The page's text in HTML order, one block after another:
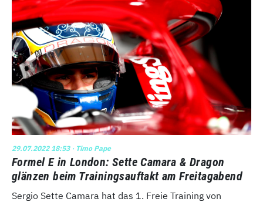
29.07.2022 18:53· Timo Pape
Formel E in London: Sette Camara & Dragon
glänzen beim Trainingsauftakt am Freitagabend
Sergio Sette Camara hat das 1. Freie Training von